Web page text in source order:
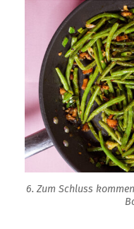
6. Zum Schluss